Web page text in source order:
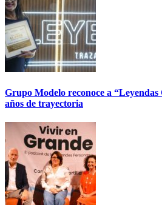
Grupo Modelo reconoce a
años de trayectoria